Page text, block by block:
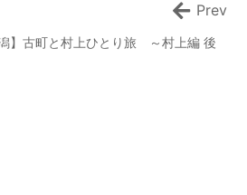
潟】古町と村上ひとり旅 ～村上編 後
Prev